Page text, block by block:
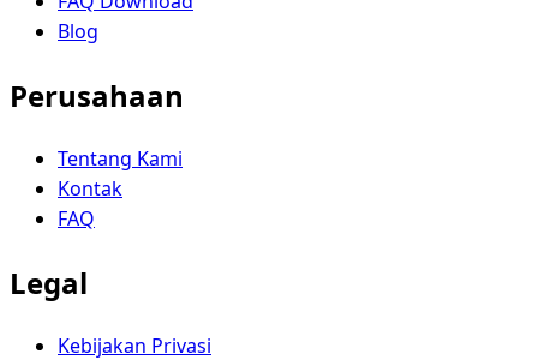
Blog
Perusahaan
Tentang Kami
Kontak
FAQ
Legal
Kebijakan Privasi